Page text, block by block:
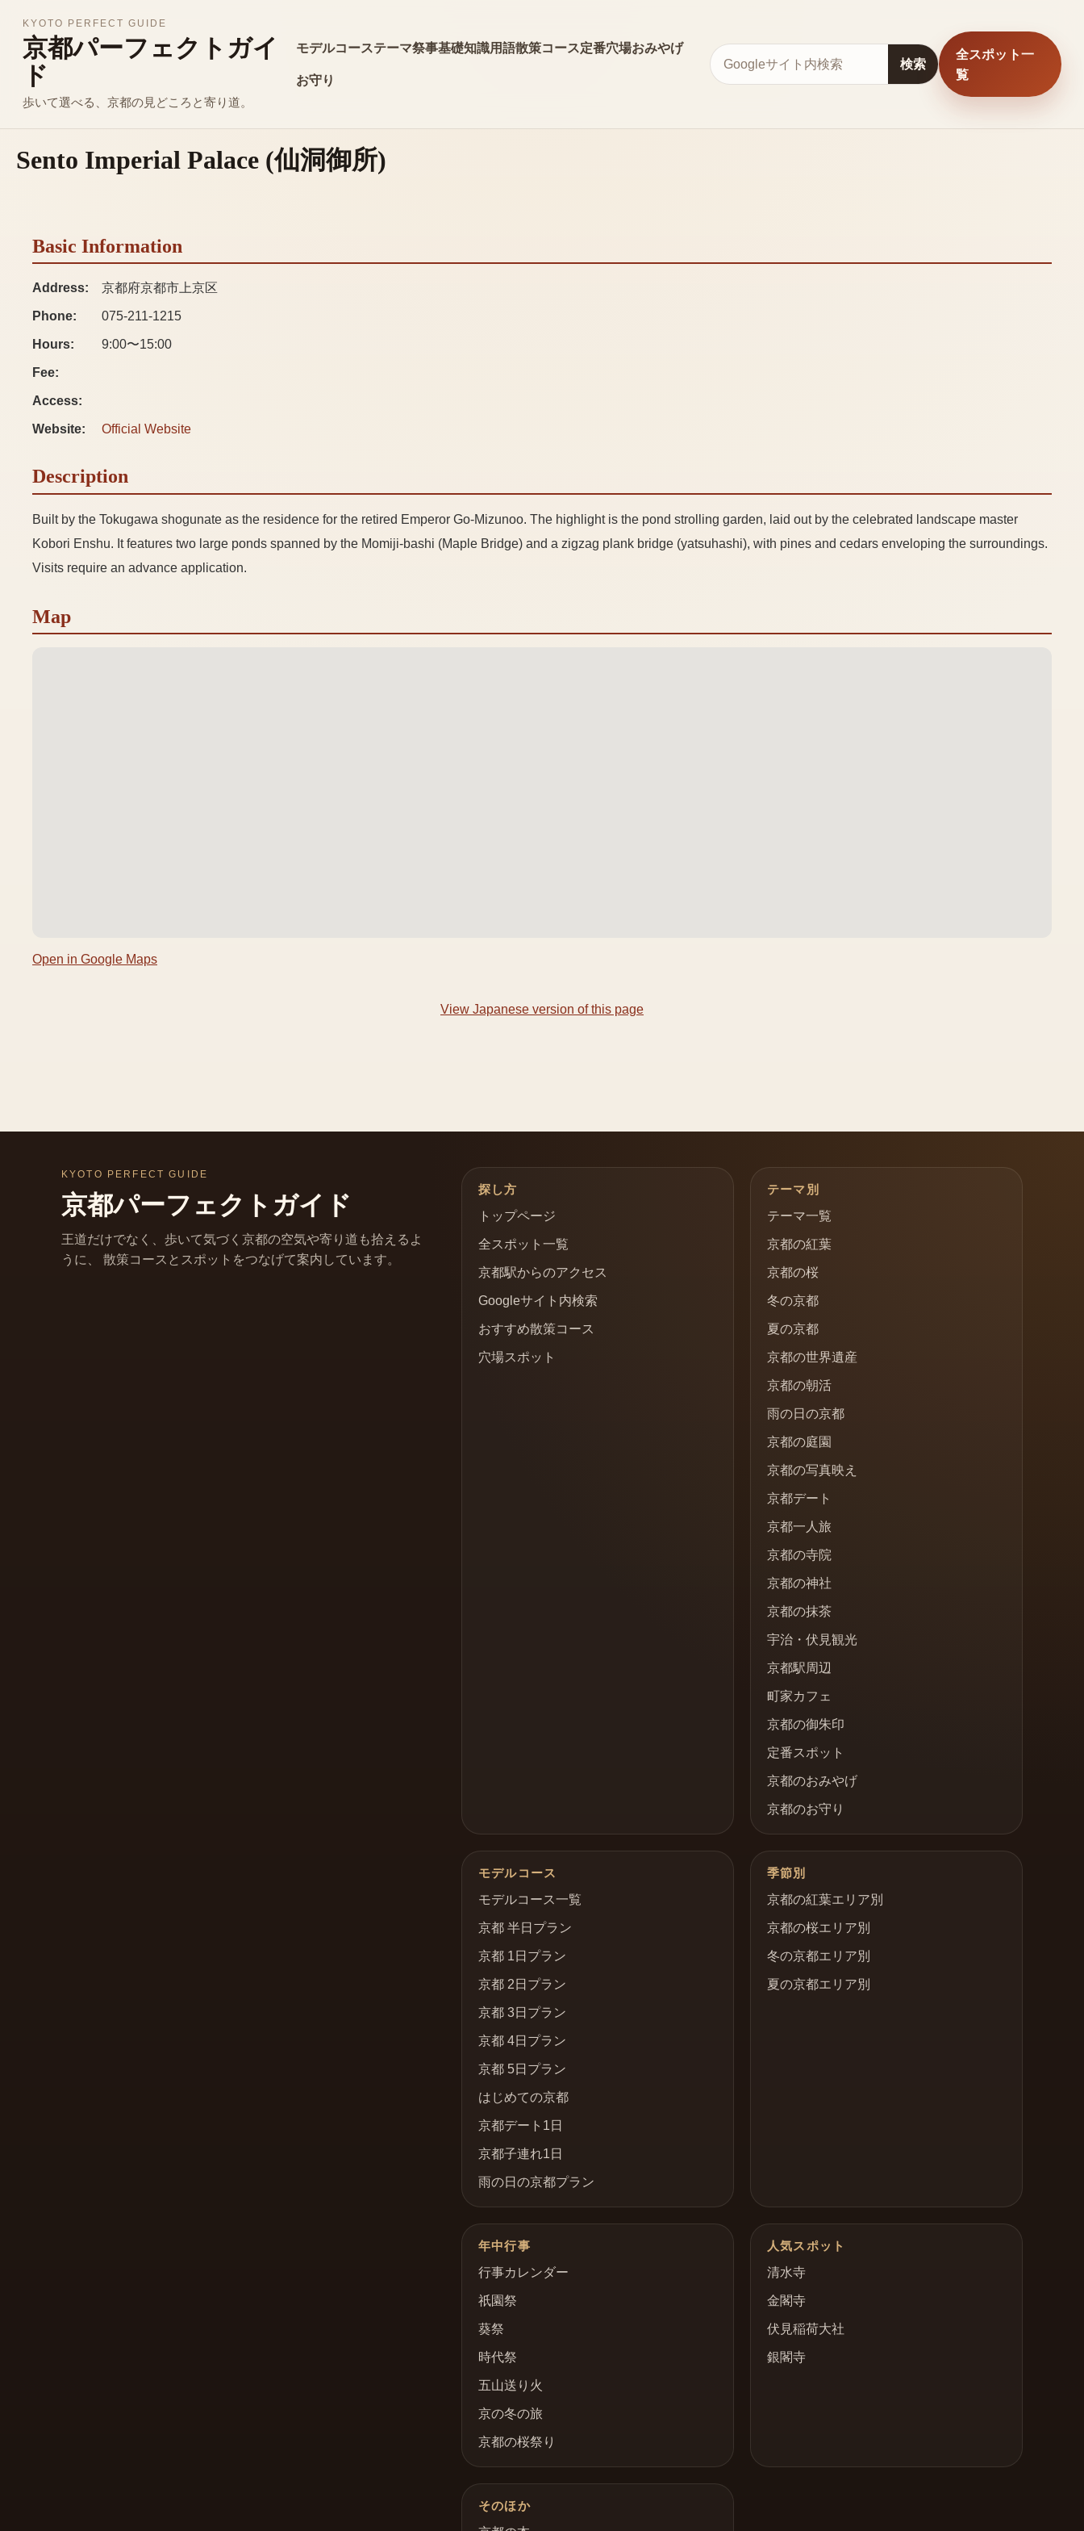
KYOTO PERFECT GUIDE
京都パーフェクトガイ
ド
歩いて選べる、京都の見どころと寄り道。
モデルコーステーマ祭事基礎知識用語散策コース定番穴場おみやげ
お守り
サイト内検索
検索
全スポット一
覧
Sento Imperial Palace (仙洞御所)
Basic Information
Address: 京都府京都市上京区
Phone: 075-211-1215
Hours: 9:00〜15:00
Fee:
Access:
Website: Official Website
Description
Built by the Tokugawa shogunate as the residence for the retired Emperor Go-Mizunoo. The highlight is the pond strolling garden, laid out by the celebrated landscape master
Kobori Enshu. It features two large ponds spanned by the Momiji-bashi (Maple Bridge) and a zigzag plank bridge (yatsuhashi), with pines and cedars enveloping the surroundings.
Visits require an advance application.
Map
Open in Google Maps
View Japanese version of this page
KYOTO PERFECT GUIDE
京都パーフェクトガイド
王道だけでなく、歩いて気づく京都の空気や寄り道も拾えるよ
うに、 散策コースとスポットをつなげて案内しています。
探し方
トップページ
全スポット一覧
京都駅からのアクセス
Googleサイト内検索
おすすめ散策コース
穴場スポット
テーマ別
テーマ一覧
京都の紅葉
京都の桜
冬の京都
夏の京都
京都の世界遺産
京都の朝活
雨の日の京都
京都の庭園
京都の写真映え
京都デート
京都一人旅
京都の寺院
京都の神社
京都の抹茶
宇治・伏見観光
京都駅周辺
町家カフェ
京都の御朱印
定番スポット
京都のおみやげ
京都のお守り
モデルコース
モデルコース一覧
京都 半日プラン
京都 1日プラン
京都 2日プラン
京都 3日プラン
京都 4日プラン
京都 5日プラン
はじめての京都
京都デート1日
京都子連れ1日
雨の日の京都プラン
季節別
京都の紅葉エリア別
京都の桜エリア別
冬の京都エリア別
夏の京都エリア別
年中行事
行事カレンダー
祇園祭
葵祭
時代祭
五山送り火
京の冬の旅
京都の桜祭り
人気スポット
清水寺
金閣寺
伏見稲荷大社
銀閣寺
そのほか